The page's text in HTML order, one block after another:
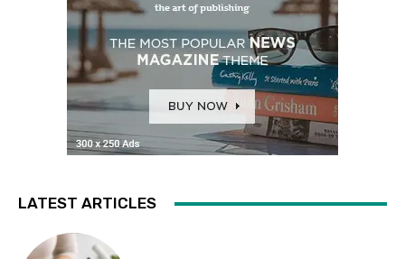
LATEST ARTICLES